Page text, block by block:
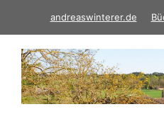
andreaswinterer.de